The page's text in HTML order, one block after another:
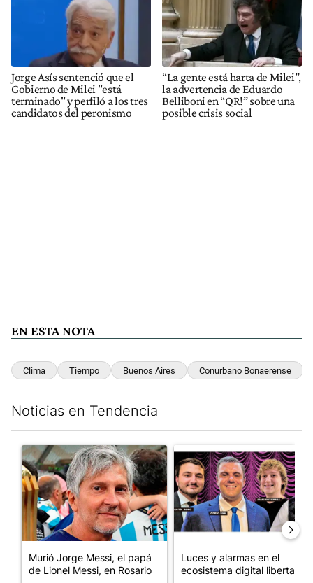
Jorge Asís sentenció que el
Gobierno de Milei "está
terminado" y perfiló a los tres
candidatos del peronismo
“La gente está harta de Milei”,
la advertencia de Eduardo
Belliboni en “QR!” sobre una
posible crisis social
EN ESTA NOTA
Clima Tiempo Buenos Aires Conurbano Bonaerense
Noticias en Tendencia
Un artículo de tendencia con el título "Murió Jorge Messi, el
Murió Jorge Messi, el papá
de Lionel Messi, en Rosario
Un artículo de tendencia con
Luces y alarmas en el
ecosistema digital libertario